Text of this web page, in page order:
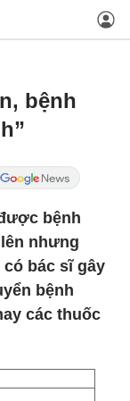
bệnh
bệnh
nhưng
bác sĩ gây
bệnh
các thuốc